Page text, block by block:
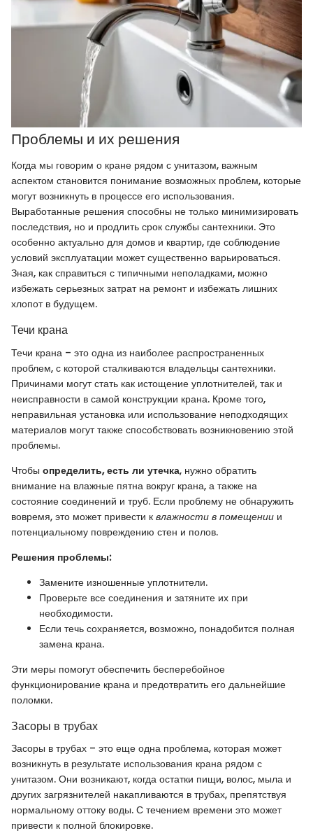
Проблемы и их решения
Когда мы говорим о кране рядом с унитазом, важным
аспектом становится понимание возможных проблем, которые
могут возникнуть в процессе его использования.
Выработанные решения способны не только минимизировать
последствия, но и продлить срок службы сантехники. Это
особенно актуально для домов и квартир, где соблюдение
условий эксплуатации может существенно варьироваться.
Зная, как справиться с типичными неполадками, можно
избежать серьезных затрат на ремонт и избежать лишних
хлопот в будущем.
Течи крана
Течи крана – это одна из наиболее распространенных
проблем, с которой сталкиваются владельцы сантехники.
Причинами могут стать как истощение уплотнителей, так и
неисправности в самой конструкции крана. Кроме того,
неправильная установка или использование неподходящих
материалов могут также способствовать возникновению этой
проблемы.
Чтобы определить, есть ли утечка, нужно обратить
внимание на влажные пятна вокруг крана, а также на
состояние соединений и труб. Если проблему не обнаружить
вовремя, это может привести к влажности в помещении и
потенциальному повреждению стен и полов.
Решения проблемы:
Замените изношенные уплотнители.
Проверьте все соединения и затяните их при
необходимости.
Если течь сохраняется, возможно, понадобится полная
замена крана.
Эти меры помогут обеспечить бесперебойное
функционирование крана и предотвратить его дальнейшие
поломки.
Засоры в трубах
Засоры в трубах – это еще одна проблема, которая может
возникнуть в результате использования крана рядом с
унитазом. Они возникают, когда остатки пищи, волос, мыла и
других загрязнителей накапливаются в трубах, препятствуя
нормальному оттоку воды. С течением времени это может
привести к полной блокировке.